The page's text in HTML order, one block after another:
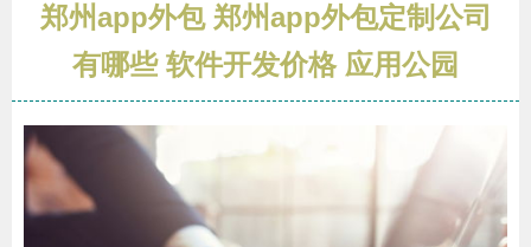
郑州app外包 郑州app外包定制公司
有哪些 软件开发价格 应用公园